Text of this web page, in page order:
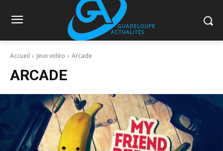
Accueil Jeux vidéo Arcade
ARCADE